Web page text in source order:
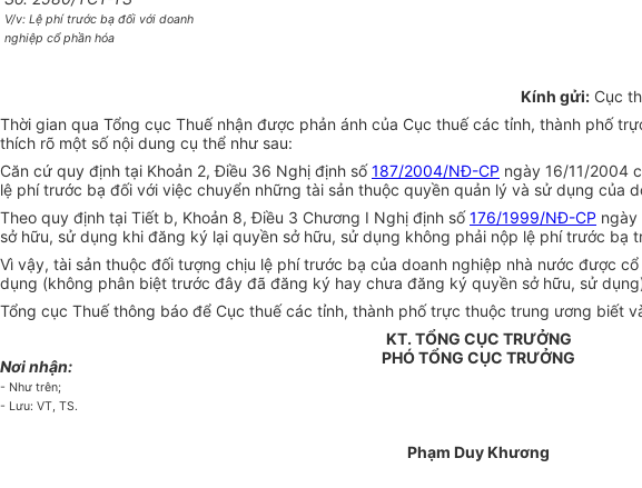
V/v: Lệ phí trước bạ đối với doanh
nghiệp cổ phần hóa
Kính gửi: Cục
Thời gian qua Tổng cục Thuế nhận được phản ánh của Cục thuế các tỉnh, thành phố
thích rõ một số nội dung cụ thể như sau:
Căn cứ quy định tại Khoản 2, Điều 36 Nghị định số187/2004/NĐ-CP ngày 16/11/2004
lệ phí trước bạ đối với việc chuyển những tài sản thuộc quyền quản lý và sử dụng của
Theo quy định tại Tiết b, Khoản 8, Điều 3 Chương I Nghị định số176/1999/NĐ-CP ngày
sở hữu, sử dụng khi đăng ký lại quyền sở hữu, sử dụng không phải nộp lệ phí trước
Vì vậy, tài sản thuộc đối tượng chịu lệ phí trước bạ của doanh nghiệp nhà nước được
dụng (không phân biệt trước đây đã đăng ký hay chưa đăng ký quyền sở hữu, sử
Tổng cục Thuế thông báo để Cục thuế các tỉnh, thành phố trực thuộc trung ương biết
Nơi nhận:
- Như trên;
- Lưu: VT, TS.
KT. TỔNG CỤC TRƯỞNG
PHÓ TỔNG CỤC TRƯỞNG
Phạm Duy Khương